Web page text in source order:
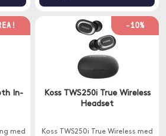
In-
med
-10%
Koss TWS250i True Wireless
Headset
Koss TWS250i True Wireless med